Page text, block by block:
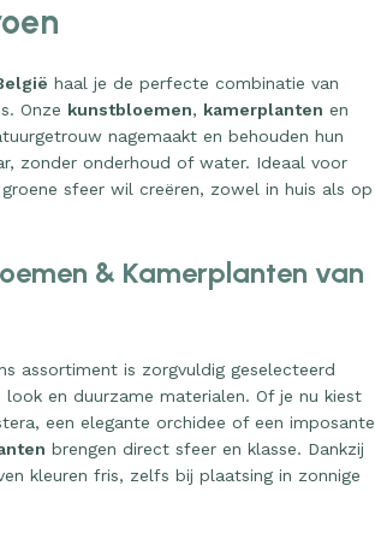
haal je de perfecte combinatie van
Onze kunstbloemen, kamerplanten en
nagemaakt en behouden hun
zonder onderhoud of water. Ideaal voor
sfeer wil creëren, zowel in huis als op
& Kamerplanten van
assortiment is zorgvuldig geselecteerd
look en duurzame materialen. Of je nu kiest
een elegante orchidee of een imposante
brengen direct sfeer en klasse. Dankzij
kleuren fris, zelfs bij plaatsing in zonnige